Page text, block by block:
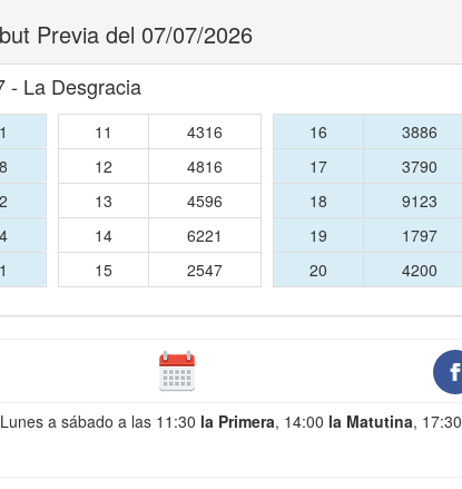
Previa del 07/07/2026
- La Desgracia
11
4316
12
4816
13
4596
14
6221
15
2547
16
3886
17
3790
18
9123
19
1797
20
4200
a sábado a las 11:30 la Primera, 14:00 la Matutina, 17:30